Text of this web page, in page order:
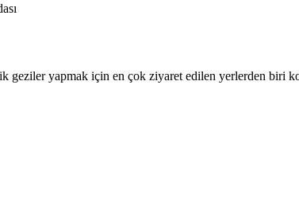
geziler yapmak için en çok ziyaret edilen yerlerden biri